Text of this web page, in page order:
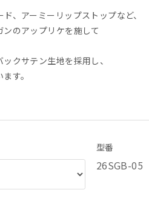
、アーミーリップストップなど、
のアップリケを施して
クサテン生地を採用し、
す。
型番
26SGB-05